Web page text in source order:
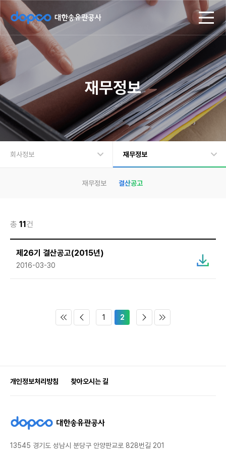
d
o
p
c
o
대
송
관
공
사
모
바
일
뉴
재무정보
회사정보
고객지원
재무정보
재무정보 결산공고
총 11건
제26기 결산공고(2015년)
2016-03-30
1 2
개인정보처리방침 찾아오시는 길
d
o
c
13545 경기도 성남시 분당구 안양판교로 828번길 201